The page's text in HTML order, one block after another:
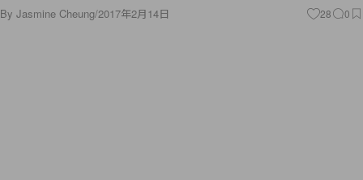
By Jasmine Cheung/2017年2月14日 28 0